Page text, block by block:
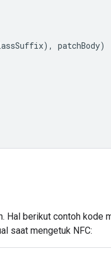
), patchBody)
Hal berikut contoh kode
saat mengetuk NFC: